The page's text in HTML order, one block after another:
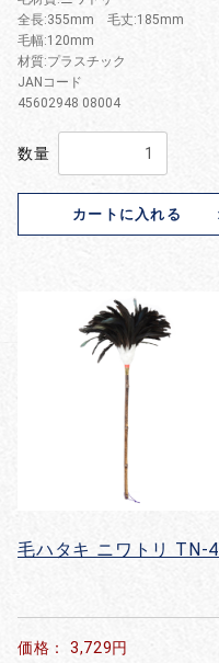
全長:355mm 毛丈:185mm
毛幅:120mm
材質:プラスチック
JANコード
45602948 08004
数量
カートに入れる
毛ハタキ ニワトリ TN-4
価格： 3,729円